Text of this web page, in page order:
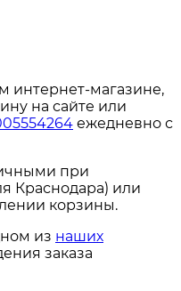
интернет-магазине,
на сайте или
ежедневно с
при
Краснодара) или
корзины.
из наших
заказа